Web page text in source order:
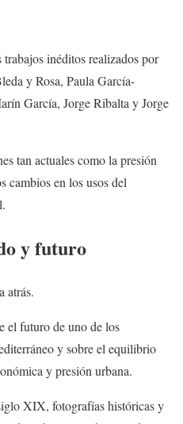
inéditos realizados por
y Rosa, Paula García-
García, Jorge Ribalta y Jorge
tan actuales como la presión
cambios en los usos del
y futuro
atrás.
el futuro de uno de los
y sobre el equilibrio
y presión urbana.
XIX, fotografías históricas y